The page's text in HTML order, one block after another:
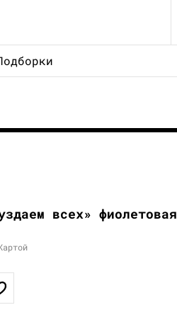
всех» фиолетовая